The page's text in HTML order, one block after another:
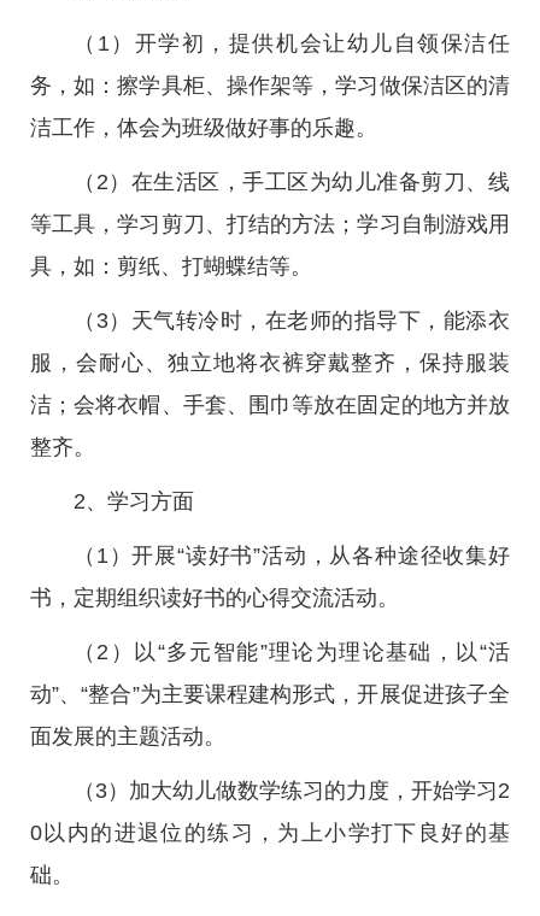
（1）开学初，提供机会让幼儿自领保洁任
务，如：擦学具柜、操作架等，学习做保洁区的清
洁工作，体会为班级做好事的乐趣。
（2）在生活区，手工区为幼儿准备剪刀、线
等工具，学习剪刀、打结的方法；学习自制游戏用
具，如：剪纸、打蝴蝶结等。
（3）天气转冷时，在老师的指导下，能添衣
服，会耐心、独立地将衣裤穿戴整齐，保持服装
洁；会将衣帽、手套、围巾等放在固定的地方并放
整齐。
2、学习方面
（1）开展“读好书”活动，从各种途径收集好
书，定期组织读好书的心得交流活动。
（2）以“多元智能”理论为理论基础，以“活
动”、“整合”为主要课程建构形式，开展促进孩子全
面发展的主题活动。
（3）加大幼儿做数学练习的力度，开始学习2
0以内的进退位的练习，为上小学打下良好的基
础。